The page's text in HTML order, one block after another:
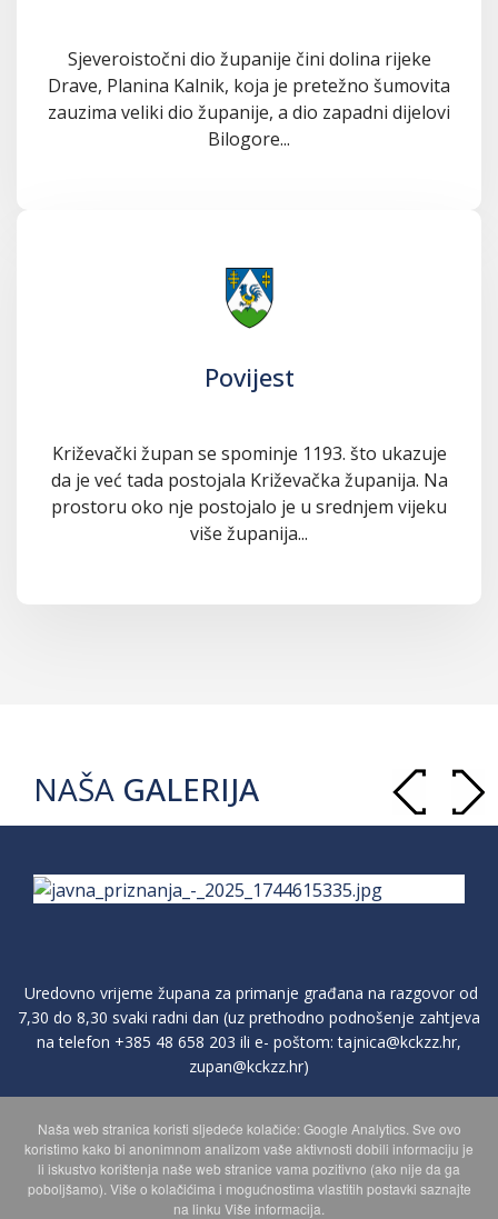
Sjeveroistočni dio županije čini dolina rijeke
Drave, Planina Kalnik, koja je pretežno šumovita
zauzima veliki dio županije, a dio zapadni dijelovi
Bilogore...
Povijest
Križevački župan se spominje 1193. što ukazuje
da je već tada postojala Križevačka županija. Na
prostoru oko nje postojalo je u srednjem vijeku
više županija...
NAŠA GALERIJA
Uredovno vrijeme župana za primanje građana na razgovor od
7,30 do 8,30 svaki radni dan (uz prethodno podnošenje zahtjeva
na telefon +385 48 658 203 ili e- poštom:tajnica@kckzz.hr,
zupan@kckzz.hr)
POLITIKA ZAŠTITE PRIVATNOSTI OSOBNIH PODATAKA
MAPA WEBA
Naša web stranica koristi sljedeće kolačiće: Google Analytics. Sve ovo
koristimo kako bi anonimnom analizom vaše aktivnosti dobili informaciju je
li iskustvo korištenja naše web stranice vama pozitivno (ako nije da ga
poboljšamo). Više o kolačićima i mogućnostima vlastitih postavki saznajte
na linku Više informacija.